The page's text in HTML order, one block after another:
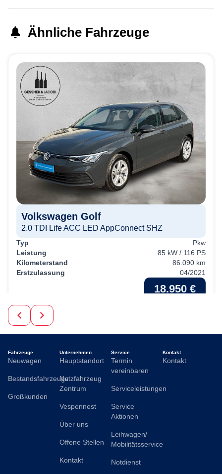
Ähnliche Fahrzeuge
Volkswagen Golf
2.0 TDI Life ACC LED AppConnect SHZ
Typ
Pkw
Leistung
85 kW / 116 PS
Kilometerstand
86.090 km
Erstzulassung
04/2021
18.950 €
fairer Preis
Kraftstoffverbrauch (kombiniert):4,5 l/100km;CO2-
Fahrzeuge
Neuwagen
Bestandsfahrzeuge
Großkunden
Unternehmen
Hauptstandort
Nutzfahrzeug
Zentrum
Vespennest
Über uns
Offene Stellen
Kontakt
Service
Termin
vereinbaren
Serviceleistungen
Service
Aktionen
Leihwagen/
Mobilitätsservice
Notdienst
Kontakt
Kontakt